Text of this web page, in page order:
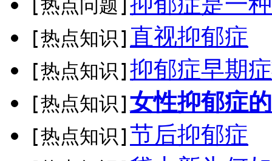
[热点问题]
[热点知识] 直视抑郁症
[热点知识] 抑郁症早期
[热点知识] 女性抑郁症
[热点知识] 节后抑郁症